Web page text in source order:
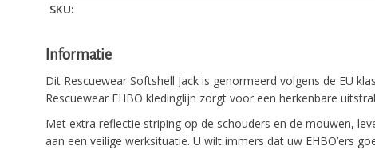
SKU:
Informatie
Dit Rescuewear Softshell Jack is genormeerd volgens de EU
Rescuewear EHBO kledinglijn zorgt voor een herkenbare
Met extra reflectie striping op de schouders en de mouwen,
aan een veilige werksituatie. U wilt immers dat uw EHBO’ers